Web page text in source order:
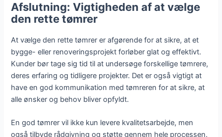
Afslutning: Vigtigheden af at vælge
den rette tømrer
At vælge den rette tømrer er afgørende for at sikre, at et
bygge- eller renoveringsprojekt forløber glat og effektivt.
Kunder bør tage sig tid til at undersøge forskellige tømrere,
deres erfaring og tidligere projekter. Det er også vigtigt at
have en god kommunikation med tømreren for at sikre, at
alle ønsker og behov bliver opfyldt.
En god tømrer vil ikke kun levere kvalitetsarbejde, men
også tilbyde rådgivning og støtte gennem hele processen.